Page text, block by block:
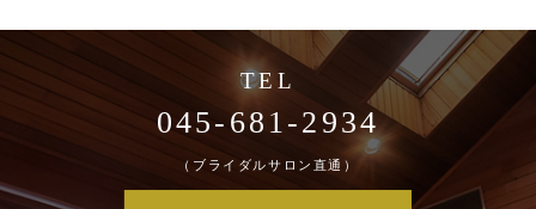
045-681-2934
（ブライダルサロン直通）